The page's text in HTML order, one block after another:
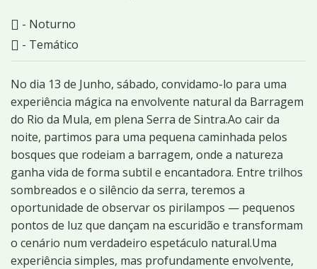
- Noturno
- Temático
No dia 13 de Junho, sábado, convidamo-lo para uma
experiência mágica na envolvente natural da Barragem
do Rio da Mula, em plena Serra de Sintra.Ao cair da
noite, partimos para uma pequena caminhada pelos
bosques que rodeiam a barragem, onde a natureza
ganha vida de forma subtil e encantadora. Entre trilhos
sombreados e o silêncio da serra, teremos a
oportunidade de observar os pirilampos — pequenos
pontos de luz que dançam na escuridão e transformam
o cenário num verdadeiro espetáculo natural.Uma
experiência simples, mas profundamente envolvente,